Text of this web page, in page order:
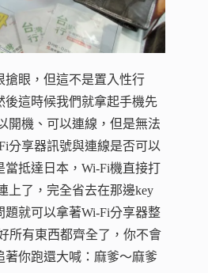
搶眼，但這不是置入性行
這時候我們就拿起手機先
開機、可以連線，但是無法
分享器訊號與連線是否可以
抵達日本，Wi-Fi機直接打
上了，完全省去在那邊key
就可以拿著Wi-Fi分享器整
所有東西都齊全了，你不會
你跑還大喊：麻爹～麻爹